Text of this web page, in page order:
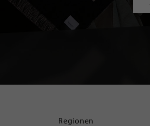
Regionen